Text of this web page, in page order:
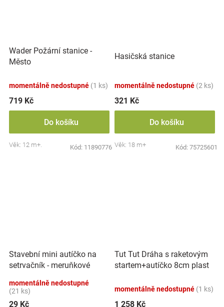
Wader Požární stanice -
Město
momentálně nedostupné (1 ks)
719 Kč
Do košíku
Věk: 12 m+. Kód: 11890776
Hasičská stanice
momentálně nedostupné (2 ks)
321 Kč
Do košíku
Věk: 18 m+ Kód: 75725601
Stavební mini autíčko na
setrvačník - meruňkové
momentálně nedostupné
(21 ks)
29 Kč
Tut Tut Dráha s raketovým
startem+autíčko 8cm plast
světlem v
momentálně nedostupné (1 ks)
1 258 Kč